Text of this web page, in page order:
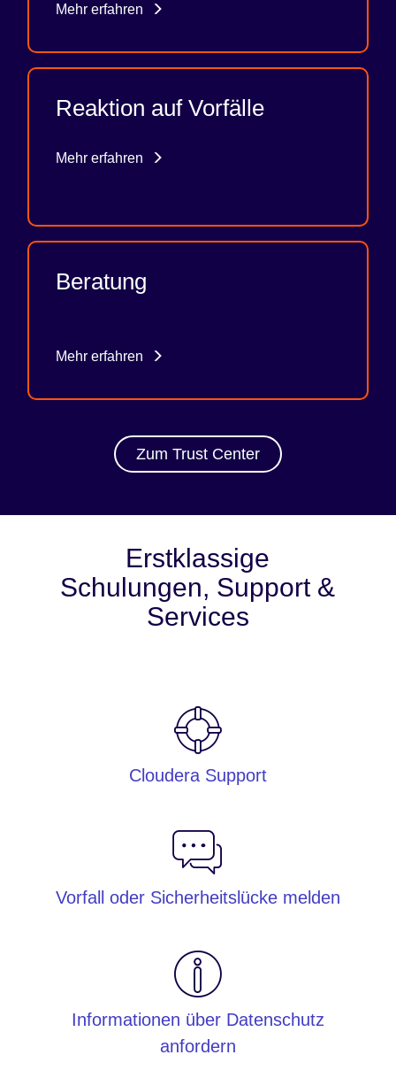
Mehr erfahren
Reaktion auf Vorfälle
Mehr erfahren
Beratung
Mehr erfahren
Zum Trust Center
Erstklassige
Schulungen, Support &
Services
Cloudera Support
Vorfall oder Sicherheitslücke melden
Informationen über Datenschutz
anfordern